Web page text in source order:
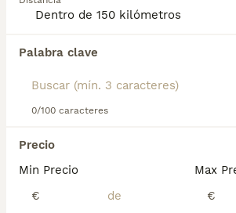
Palabra clave
0/100 caracteres
Precio
Min Precio
€
Max
€
Encontramos 0 Australian
Si deseas exactamente esta
búsqueda y espera el
Preguntas frecuentes